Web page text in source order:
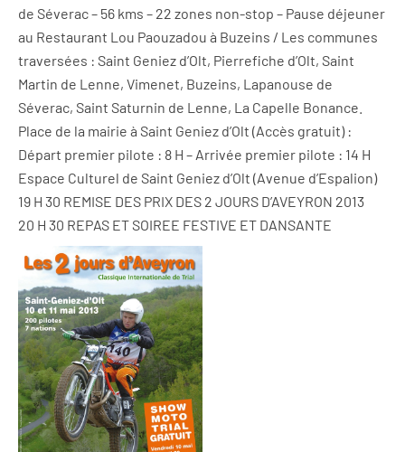
de Séverac – 56 kms – 22 zones non-stop – Pause déjeuner
au Restaurant Lou Paouzadou à Buzeins / Les communes
traversées : Saint Geniez d’Olt, Pierrefiche d’Olt, Saint
Martin de Lenne, Vimenet, Buzeins, Lapanouse de
Séverac, Saint Saturnin de Lenne, La Capelle Bonance.
Place de la mairie à Saint Geniez d’Olt (Accès gratuit) :
Départ premier pilote : 8 H – Arrivée premier pilote : 14 H
Espace Culturel de Saint Geniez d’Olt (Avenue d’Espalion)
19 H 30 REMISE DES PRIX DES 2 JOURS D’AVEYRON 2013
20 H 30 REPAS ET SOIREE FESTIVE ET DANSANTE